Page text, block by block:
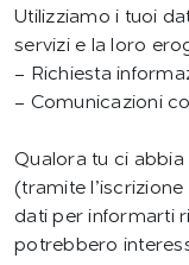
Utilizziamo i tuoi
servizi e la loro
- Richiesta
- Comunicazioni
Qualora tu ci
(tramite
dati per informarti
potrebbero